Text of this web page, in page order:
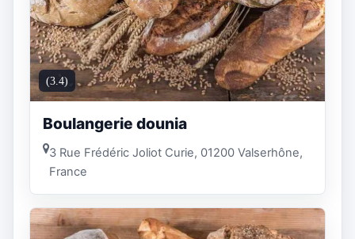
(3.4)
Boulangerie dounia
3 Rue Frédéric Joliot Curie, 01200 Valserhône,
France